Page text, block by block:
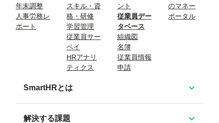
年末調整
人事労務レ
ポート
スキル・資
格・研修
学習管理
従業員サー
ベイ
HRアナリ
ティクス
ント
従業員デー
タベース
組織図
名簿
従業員情報
申請
のマネー
ポータル
SmartHRとは
解決する課題